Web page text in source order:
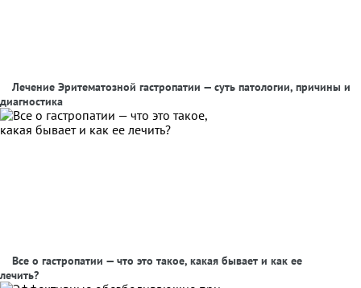
Лечение Эритематозной гастропатии — суть патологии, причины и
диагностика
Все о гастропатии — что это такое, какая бывает и как ее
лечить?